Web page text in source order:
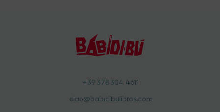
+39 378 304 4611
ciao@babidibulibros.com